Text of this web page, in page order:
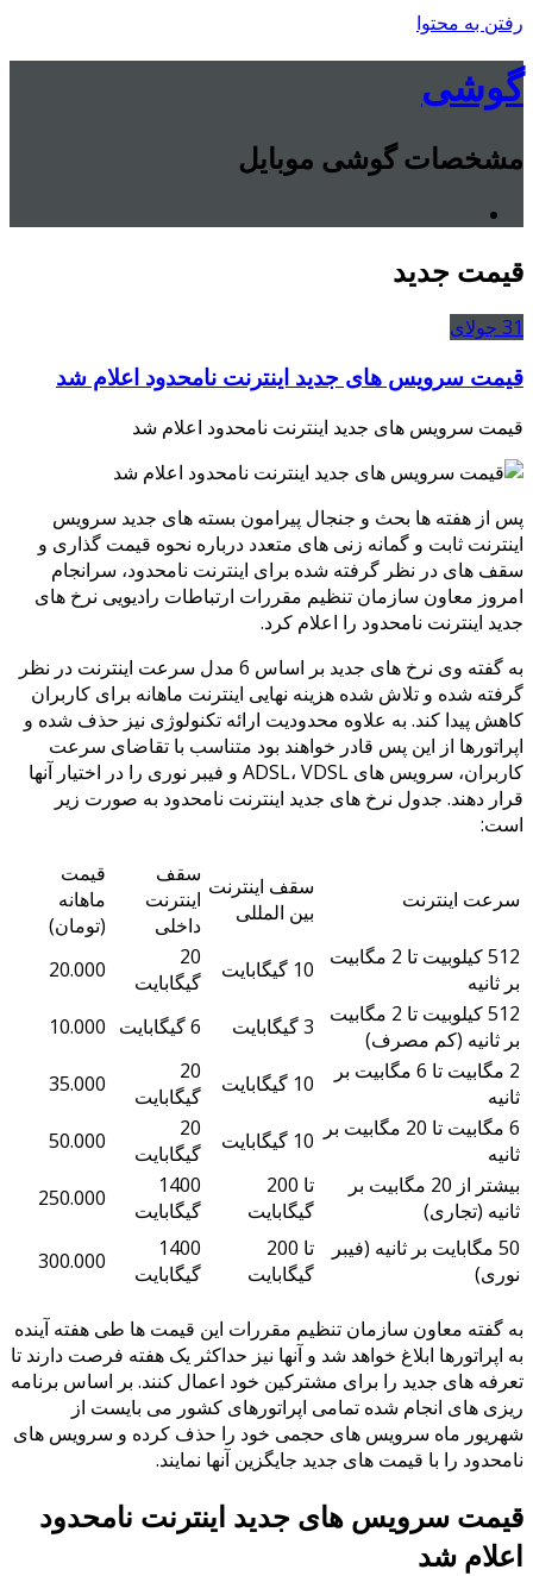
رفتن به محتوا
گوشی
مشخصات گوشی موبایل
قیمت جدید
31 جولای
قیمت سرویس های جدید اینترنت نامحدود اعلام شد
قیمت سرویس های جدید اینترنت نامحدود اعلام شد
پس از هفته ها بحث و جنجال پیرامون بسته های جدید سرویس
اینترنت ثابت و گمانه زنی های متعدد درباره نحوه قیمت گذاری و
سقف های در نظر گرفته شده برای اینترنت نامحدود، سرانجام
امروز معاون سازمان تنظیم مقررات ارتباطات رادیویی نرخ های
جدید اینترنت نامحدود را اعلام کرد.
به گفته وی نرخ های جدید بر اساس 6 مدل سرعت اینترنت در نظر
گرفته شده و تلاش شده هزینه نهایی اینترنت ماهانه برای کاربران
کاهش پیدا کند. به علاوه محدودیت ارائه تکنولوژی نیز حذف شده و
اپراتورها از این پس قادر خواهند بود متناسب با تقاضای سرعت
کاربران، سرویس های ADSL، VDSL و فیبر نوری را در اختیار آنها
قرار دهند. جدول نرخ های جدید اینترنت نامحدود به صورت زیر
است:
سرعت اینترنت
سقف اینترنت
بین المللی
سقف
اینترنت
داخلی
قیمت
ماهانه
(تومان)
512 کیلوبیت تا 2 مگابیت
بر ثانیه
10 گیگابایت
20
گیگابایت
20.000
512 کیلوبیت تا 2 مگابیت
بر ثانیه (کم مصرف)
3 گیگابایت 6 گیگابایت
10.000
2 مگابیت تا 6 مگابیت بر
ثانیه
10 گیگابایت
20
گیگابایت
35.000
6 مگابیت تا 20 مگابیت بر
ثانیه
10 گیگابایت
20
گیگابایت
50.000
بیشتر از 20 مگابیت بر
ثانیه (تجاری)
تا 200
گیگابایت
1400
گیگابایت
250.000
50 مگابایت بر ثانیه (فیبر
نوری)
تا 200
گیگابایت
1400
گیگابایت
300.000
به گفته معاون سازمان تنظیم مقررات این قیمت ها طی هفته آینده
به اپراتورها ابلاغ خواهد شد و آنها نیز حداکثر یک هفته فرصت دارند تا
تعرفه های جدید را برای مشترکین خود اعمال کنند. بر اساس برنامه
ریزی های انجام شده تمامی اپراتورهای کشور می بایست از
شهریور ماه سرویس های حجمی خود را حذف کرده و سرویس های
نامحدود را با قیمت های جدید جایگزین آنها نمایند.
قیمت سرویس های جدید اینترنت نامحدود
اعلام شد